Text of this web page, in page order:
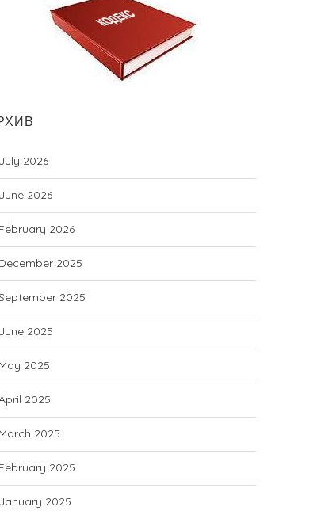
July 2026
June 2026
February 2026
December 2025
2025
June 2025
May 2025
2025
March 2025
February 2025
January 2025